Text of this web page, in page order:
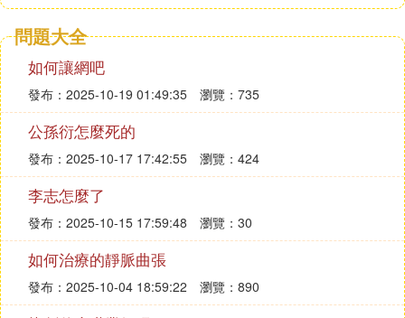
問題大全
如何讓網吧
發布：2025-10-19 01:49:35 瀏覽：735
公孫衍怎麼死的
發布：2025-10-17 17:42:55 瀏覽：424
李志怎麼了
發布：2025-10-15 17:59:48 瀏覽：30
如何治療的靜脈曲張
發布：2025-10-04 18:59:22 瀏覽：890